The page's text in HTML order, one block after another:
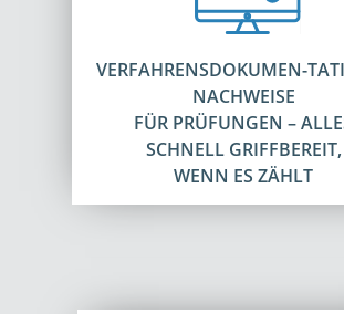
VERFAHRENSDOKUMEN-
NACHWEISE
FÜR PRÜFUNGEN –
SCHNELL GRIFFBEREIT,
WENN ES ZÄHLT